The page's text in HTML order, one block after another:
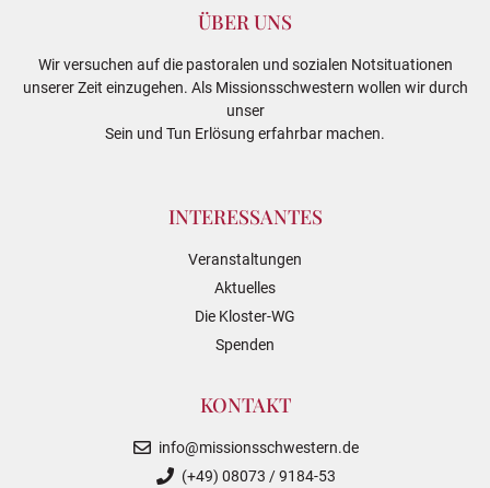
ÜBER UNS
Wir versuchen auf die pastoralen und sozialen Notsituationen
unserer Zeit einzugehen. Als Missionsschwestern wollen wir durch
unser
Sein und Tun Erlösung erfahrbar machen.
INTERESSANTES
Veranstaltungen
Aktuelles
Die Kloster-WG
Spenden
KONTAKT
info@missionsschwestern.de
(+49) 08073 / 9184-53